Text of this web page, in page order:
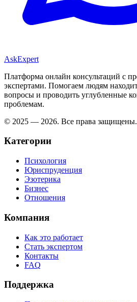
AskExpert
Платформа онлайн консультаций с
экспертами. Помогаем людям
вопросы и проводить углубленные
проблемам.
© 2025 — 2026. Все права защищены.
Категории
Психология
Юриспруденция
Эзотерика
Бизнес
Отношения
Компания
Как это работает
Стать экспертом
Контакты
FAQ
Поддержка